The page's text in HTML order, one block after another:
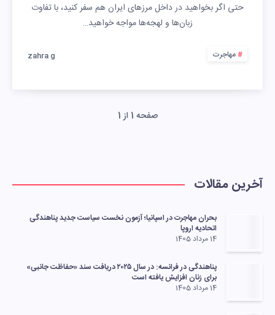
حتی اگر بخواهید در داخل مرزهای ایران هم سفر کنید، با تفاوت
زبان‌ها و لهجه‌ها مواجه خواهید…
مهاجرت zahra g
صفحه 1 از 1
آخرین مقالات
بحران مهاجرت در اسپانیا؛ آزمون نخست سیاست جدید پناهندگی
اتحادیه اروپا
14 مرداد 1405
پناهندگی در فرانسه: در سال ۲۰۲۵ دریافت سند «حفاظت جانبی»
برای زنان افزایش یافته است
14 مرداد 1405